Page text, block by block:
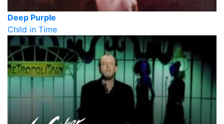
Deep Purple
Child in Time